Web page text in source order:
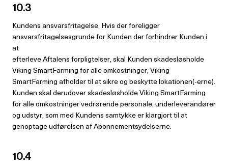
10.3
Kundens ansvarsfritagelse. Hvis der foreligger
ansvarsfritagelsesgrunde for Kunden der forhindrer Kunden i
at
efterleve Aftalens forpligtelser, skal Kunden skadesløsholde
Viking SmartFarming for alle omkostninger, Viking
SmartFarming afholder til at sikre og beskytte lokationen(-erne).
Kunden skal derudover skadesløsholde Viking SmartFarming
for alle omkostninger vedrørende personale, underleverandører
og udstyr, som med Kundens samtykke er klargjort til at
genoptage udførelsen af Abonnementsydelserne.
10.4